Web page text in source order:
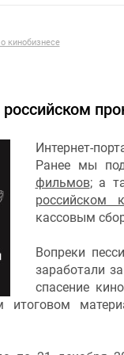
кинобизнесе
Интернет-
Ранее мы
фильмов; а
российском
кассовым
Вопреки
заработали
спасение